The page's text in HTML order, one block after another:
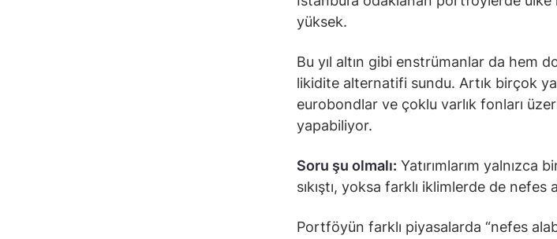
yüksek.
Bu yıl altın gibi enstrümanlar da hem
likidite alternatifi sundu. Artık birçok
eurobondlar ve çoklu varlık fonları
yapabiliyor.
Soru şu olmalı: Yatırımlarım yalnızca
sıkıştı, yoksa farklı iklimlerde de nefes
Portföyün farklı piyasalarda “nefes